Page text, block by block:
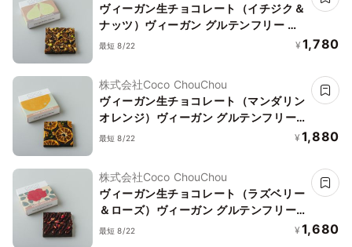
ヴィーガン生チョコレート（イチジク＆
ナッツ）ヴィーガン グルテンフリー 白
砂糖不使用
最短 8/22 ¥ 1,780
株式会社Coco ChouChou
ヴィーガン生チョコレート（マンダリン
オレンジ）ヴィーガン グルテンフリー
白砂糖不使用
最短 8/22 ¥ 1,880
株式会社Coco ChouChou
ヴィーガン生チョコレート（ラズベリー
＆ローズ）ヴィーガン グルテンフリー
白砂糖不使用
最短 8/22 ¥ 1,680